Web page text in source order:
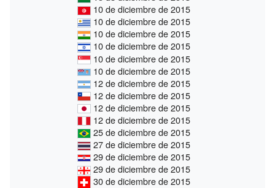
10 de diciembre de 2015
10 de diciembre de 2015
10 de diciembre de 2015
10 de diciembre de 2015
10 de diciembre de 2015
10 de diciembre de 2015
12 de diciembre de 2015
12 de diciembre de 2015
12 de diciembre de 2015
12 de diciembre de 2015
25 de diciembre de 2015
27 de diciembre de 2015
29 de diciembre de 2015
29 de diciembre de 2015
30 de diciembre de 2015